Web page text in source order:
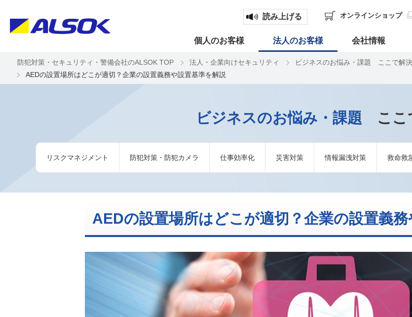
読み上げる オンラインショップ
個人のお客様 法人のお客様 会社情報
防犯対策・セキュリティ・警備会社のALSOK TOP 法人・企業向けセキュリティ ビジネスのお悩み・課題 ここで解決
AEDの設置場所はどこが適切？企業の設置義務や設置基準を解説
ビジネスのお悩み・課題 ここ
リスクマネジメント 防犯対策・防犯カメラ 仕事効率化 災害対策 情報漏洩対策 救命救
AEDの設置場所はどこが適切？企業の設置義